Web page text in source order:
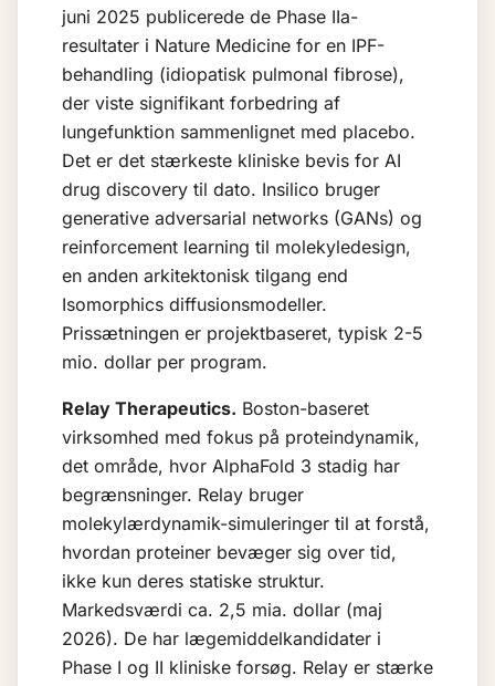
juni 2025 publicerede de Phase IIa-
resultater i Nature Medicine for en IPF-
behandling (idiopatisk pulmonal fibrose),
der viste signifikant forbedring af
lungefunktion sammenlignet med placebo.
Det er det stærkeste kliniske bevis for AI
drug discovery til dato. Insilico bruger
generative adversarial networks (GANs) og
reinforcement learning til molekyledesign,
en anden arkitektonisk tilgang end
Isomorphics diffusionsmodeller.
Prissætningen er projektbaseret, typisk 2-5
mio. dollar per program.
Relay Therapeutics. Boston-baseret
virksomhed med fokus på proteindynamik,
det område, hvor AlphaFold 3 stadig har
begrænsninger. Relay bruger
molekylærdynamik-simuleringer til at forstå,
hvordan proteiner bevæger sig over tid,
ikke kun deres statiske struktur.
Markedsværdi ca. 2,5 mia. dollar (maj
2026). De har lægemiddelkandidater i
Phase I og II kliniske forsøg. Relay er stærke